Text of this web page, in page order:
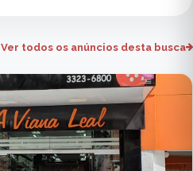
Ver todos os anúncios desta busca